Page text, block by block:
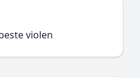
violen